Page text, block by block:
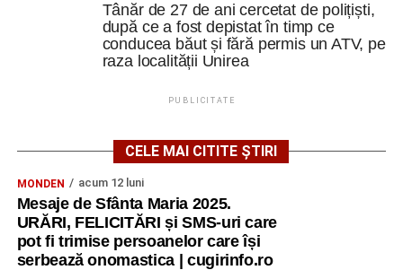
Tânăr de 27 de ani cercetat de polițiști,
după ce a fost depistat în timp ce
conducea băut și fără permis un ATV, pe
raza localității Unirea
PUBLICITATE
CELE MAI CITITE ȘTIRI
MONDEN acum 12 luni
Mesaje de Sfânta Maria 2025.
URĂRI, FELICITĂRI și SMS-uri care
pot fi trimise persoanelor care își
serbează onomastica | cugirinfo.ro